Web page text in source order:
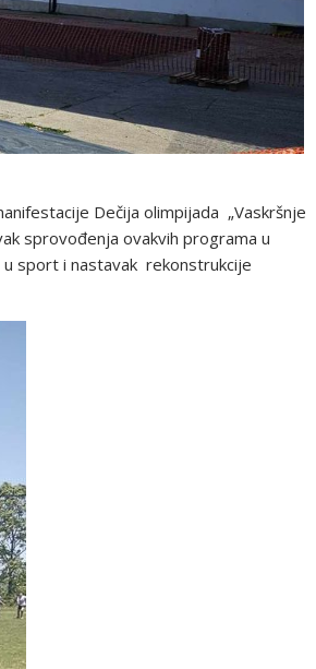
Dečija olimpijada „Vaskršnje
sprovođenja ovakvih programa u
u sport i nastavak rekonstrukcije